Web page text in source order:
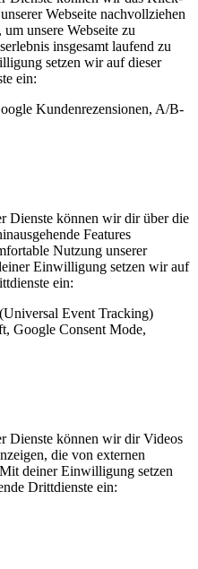
Webseite nachvollziehen
unsere Webseite zu
insgesamt laufend zu
setzen wir auf dieser
ein:
Kundenrezensionen, A/B-
Dienste können wir dir über die
Features
Nutzung unserer
Einwilligung setzen wir auf
ein:
Event Tracking)
Google Consent Mode,
Dienste können wir dir Videos
die von externen
deiner Einwilligung setzen
Drittdienste ein: